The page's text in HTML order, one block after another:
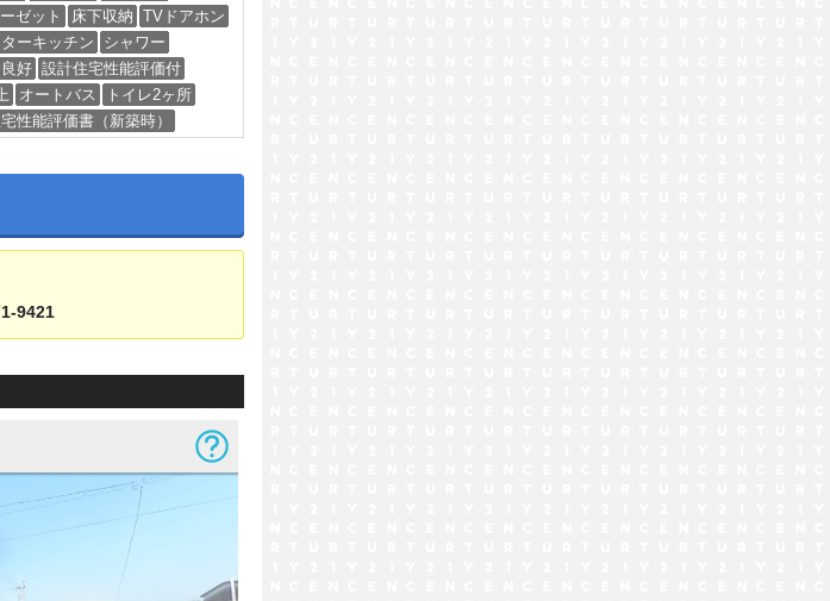
ゼット 床下収納 TVドアホン
ーキッチン
シャワー
好 設計住宅性能評価付
オートバス
トイレ2ヶ所
性能評価書（新築時）
9421